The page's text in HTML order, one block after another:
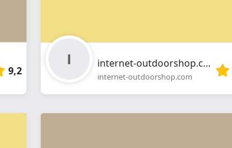
9,2
internet-outdoorshop.com/de
internet-outdoorshop.com